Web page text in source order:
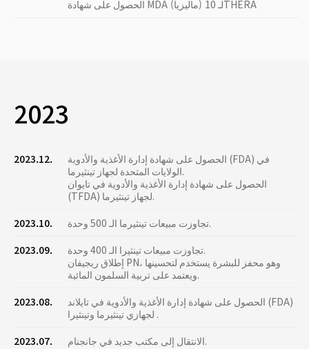
الحصول على شهادة MDA (ماليزيا) لـ 10THERA
2023
2023.12.
الحصول على شهادة إدارة الأغذية والأدوية (FDA) في
الولايات المتحدة لجهاز تينثيرما.
الحصول على شهادة إدارة الأغذية والأدوية في تايوان
(TFDA) لجهاز تينثيرما.
2023.10.
تجاوزت مبيعات تينثيرما الـ 500 وحدة.
2023.09.
تجاوزت مبيعات تينثيرا الـ 400 وحدة.
إطلاق ريجيفان PN، وهو محفز للبشرة يستخدم لتحسينها
ويعتمد على تربية السلمون المائية.
2023.08.
الحصول على شهادة إدارة الأغذية والأدوية في تايلاند (FDA)
لجهازي تينثيرما وتينثيرا .
2023.07.
الانتقال إلى مكتب جديد في جانجنام.